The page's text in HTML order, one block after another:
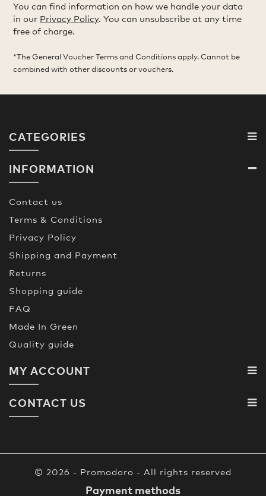
You can find information on how we handle your data
in our Privacy Policy. You can unsubscribe at any time
free of charge.
*The General Voucher Terms and Conditions apply. Cannot be
combined with other discounts or vouchers.
CATEGORIES
INFORMATION
Contact us
Terms & Conditions
Privacy Policy
Shipping and Payment
Returns
Shopping guide
FAQ
Made In Green
Quality guide
MY ACCOUNT
CONTACT US
© 2026 - Promodoro - All rights reserved
Payment methods